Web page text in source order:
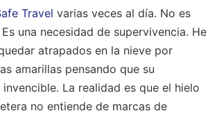
Travel varias veces al día. No es
una necesidad de supervivencia. He
atrapados en la nieve por
amarillas pensando que su
La realidad es que el hielo
no entiende de marcas de